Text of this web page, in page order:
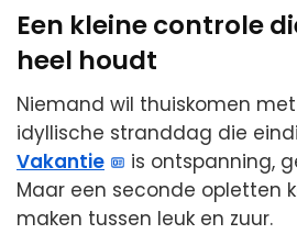
Een kleine controle
heel houdt
Niemand wil thuiskomen
idyllische stranddag die
Vakantie
is ontspanning,
Maar een seconde opletten
maken tussen leuk en zuur.